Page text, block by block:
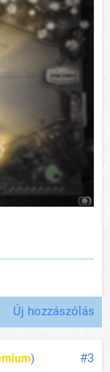
Új hozzászólás
#3
)